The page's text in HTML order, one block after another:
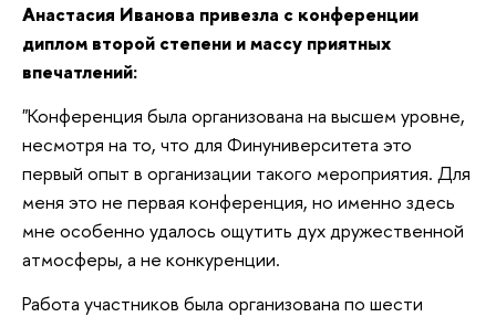
Анастасия Иванова привезла с конференции
диплом второй степени и массу приятных
впечатлений:
"Конференция была организована на высшем уровне,
несмотря на то, что для Финуниверситета это
первый опыт в организации такого мероприятия. Для
меня это не первая конференция, но именно здесь
мне особенно удалось ощутить дух дружественной
атмосферы, а не конкуренции.
Работа участников была организована по шести